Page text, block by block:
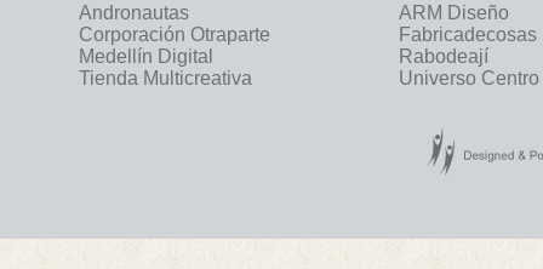
Andronautas
ARM Diseño
Corporación Otraparte
Fabricadecosas
Medellín Digital
Rabodeají
Tienda Multicreativa
Universo Centro